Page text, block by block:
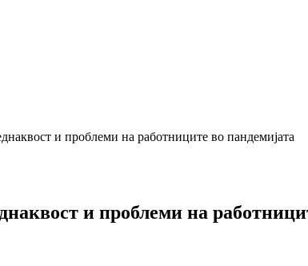
и проблеми на работниците во пандемијата
и проблеми на